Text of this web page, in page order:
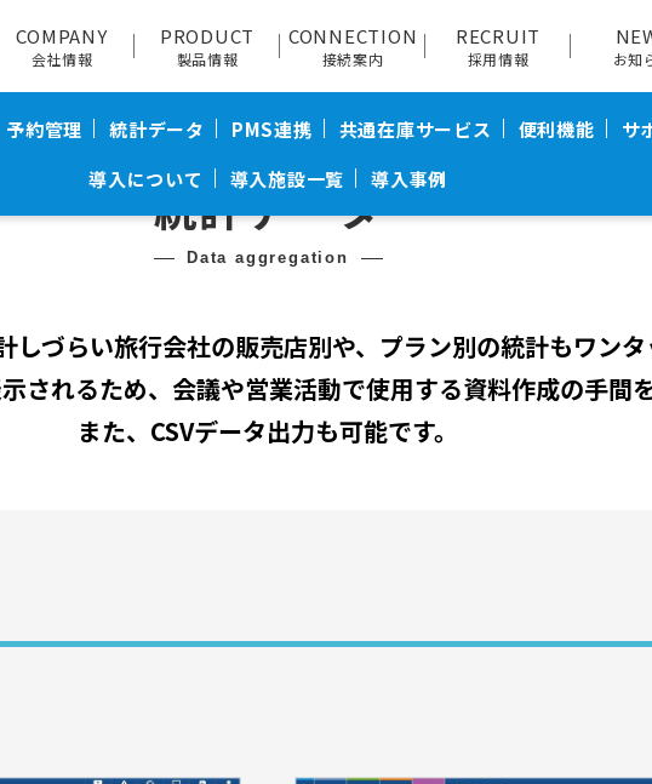
COMPANY
会社情報
PRODUCT
製品情報
CONNECTION
接続案内
RECRUIT
採用情報 お知
予約管理 統計データ PMS連携 共通在庫サービス 便利機能
サ
導入について
導入施設一覧 導入事例
統計データ
data aggregation
づらい旅行会社の販売店別や、プラン別の統計もワンタ
されるため、会議や営業活動で使用する資料作成の手間を
また、CSVデータ出力も可能です。